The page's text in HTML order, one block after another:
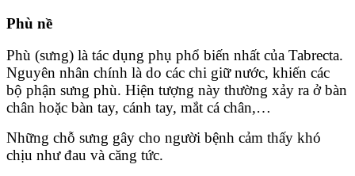
Phù nề
Phù (sưng) là tác dụng phụ phổ biến nhất của Tabrecta.
Nguyên nhân chính là do các chi giữ nước, khiến các
bộ phận sưng phù. Hiện tượng này thường xảy ra ở bàn
chân hoặc bàn tay, cánh tay, mắt cá chân,…
Những chỗ sưng gây cho người bệnh cảm thấy khó
chịu như đau và căng tức.